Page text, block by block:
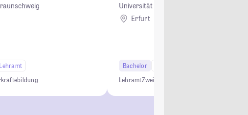
Lehramt
Universität Erfurt
Erfurt
Bachelor
LehramtZwei-Fach-Bachelor